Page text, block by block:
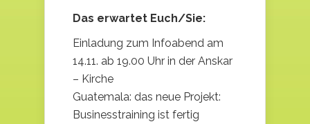
Das erwartet Euch/Sie:
Einladung zum Infoabend am
14.11. ab 19.00 Uhr in der Anskar
– Kirche
Guatemala: das neue Projekt:
Businesstraining ist fertig